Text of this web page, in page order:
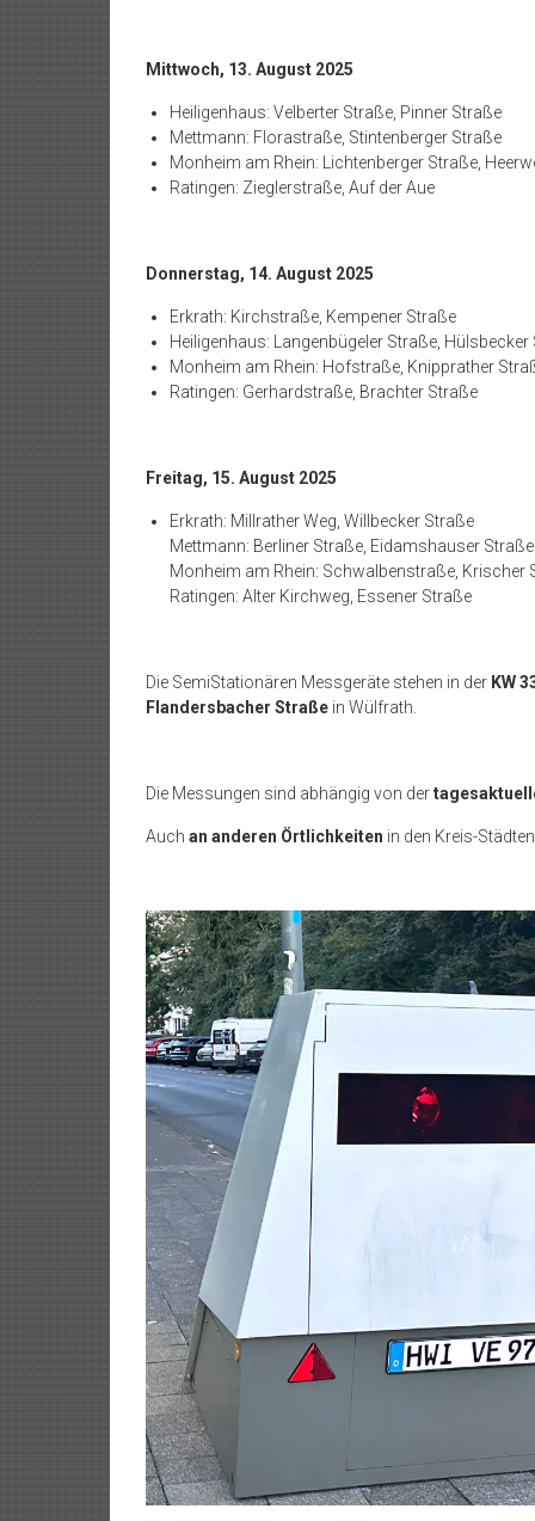
Mittwoch, 13. August 2025
Heiligenhaus: Velberter Straße, Pinner Straße
Mettmann: Florastraße, Stintenberger Straße
Monheim am Rhein: Lichtenberger Straße,
Ratingen: Zieglerstraße, Auf der Aue
Donnerstag, 14. August 2025
Erkrath: Kirchstraße, Kempener Straße
Heiligenhaus: Langenbügeler Straße, Hülsbecker
Monheim am Rhein: Hofstraße, Knipprather
Ratingen: Gerhardstraße, Brachter Straße
Freitag, 15. August 2025
Erkrath: Millrather Weg, Willbecker Straße
Mettmann: Berliner Straße, Eidamshauser Straße
Monheim am Rhein: Schwalbenstraße, Krischer
Ratingen: Alter Kirchweg, Essener Straße
Die SemiStationären Messgeräte stehen in der KW
Flandersbacher Straße in Wülfrath.
Die Messungen sind abhängig von der
Auch an anderen Örtlichkeiten in den Kreis-